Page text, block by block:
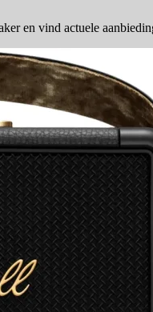
en vind actuele